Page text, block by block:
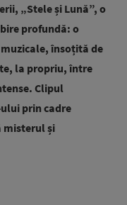
„Stele și Lună”, o
profundă: o
însoțită de
la propriu, între
Clipul
prin cadre
misterul și